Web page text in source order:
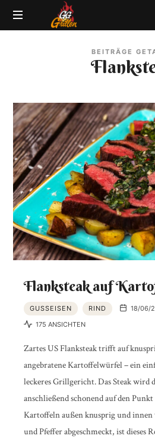
GG-
|
BBQ
Lexikon
BEITRÄGE
Flanksteak auf
GUSSEISEN RIND 18/06/
175 ANSICHTEN
Zartes US Flanksteak trifft auf
angebratene Kartoffelwürfel – ein
leckeres Grillgericht. Das Steak wird
anschließend schonend auf den
Kartoffeln außen knusprig und
und Pfeffer abgeschmeckt, ist dieses